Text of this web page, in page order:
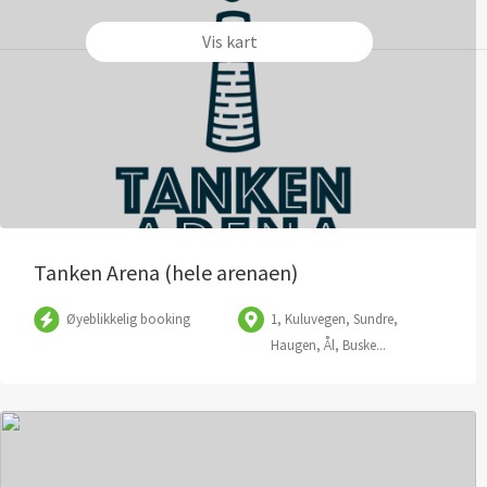
Vis kart
Tanken Arena (hele arenaen)
Øyeblikkelig booking
1, Kuluvegen, Sundre,
Haugen, Ål, Buske...